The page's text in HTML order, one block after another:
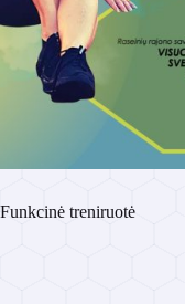
Funkcinė treniruotė